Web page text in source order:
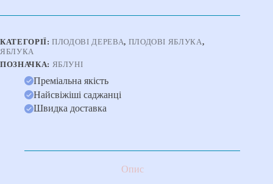
КАТЕГОРІЇ:ПЛОДОВІ ДЕРЕВА, ПЛОДОВІ ЯБЛУКА,
ЯБЛУКА
ПОЗНАЧКА: ЯБЛУНІ
Преміальна якість
Найсвіжіші саджанці
Швидка доставка
Опис